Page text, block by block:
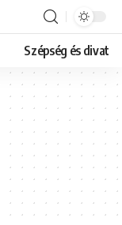
Szépség és divat